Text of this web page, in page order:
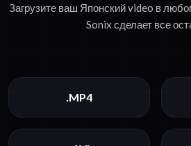
Загрузите ваш Японский video в
Sonix сделает все
.MP4